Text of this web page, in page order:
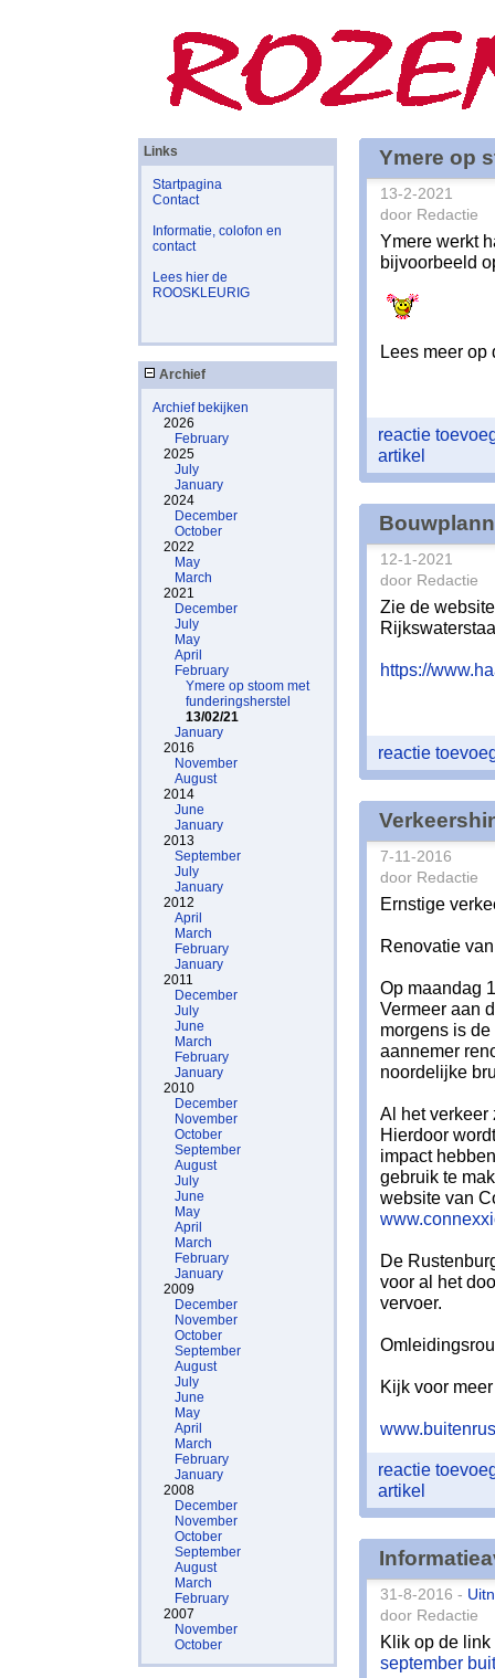
Links
Startpagina
Contact
Informatie, colofon en
contact
Lees hier de
ROOSKLEURIG
Archief
Archief bekijken
2026
February
2025
July
January
2024
December
October
2022
May
March
2021
December
July
May
April
February
Ymere op stoom met
funderingsherstel
13/02/21
January
2016
November
August
2014
June
January
2013
September
July
January
2012
April
March
February
January
2011
December
July
June
March
February
January
2010
December
November
October
September
August
July
June
May
April
March
February
January
2009
December
November
October
September
August
July
June
May
April
March
February
January
2008
December
November
October
September
August
March
February
2007
November
October
Ymere op
13-2-2021
door Redactie
Ymere werkt
bijvoorbeeld
Lees meer op
reactie
artikel
12-1-2021
door Redactie
Zie de
https://
reactie
7-11-2016
door Redactie
Ernstige
Renovatie
Op maandag
Vermeer aan
morgens is
aannemer
noordelijke
Al het
Hierdoor
impact
gebruik te
website van
De
voor al het
vervoer.
Kijk voor
reactie
artikel
31-8-2016 -
door Redactie
Klik op de
september